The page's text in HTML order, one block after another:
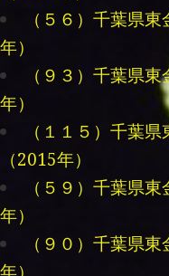
（５６）千葉県
年）
（９３）千葉県
年）
（１１５）千葉
（2015年）
（５９）千葉県
年）
（９０）千葉県